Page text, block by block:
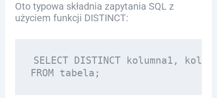
Oto typowa składnia zapytania SQL z
użyciem funkcji DISTINCT:
SELECT DISTINCT kolumna1,